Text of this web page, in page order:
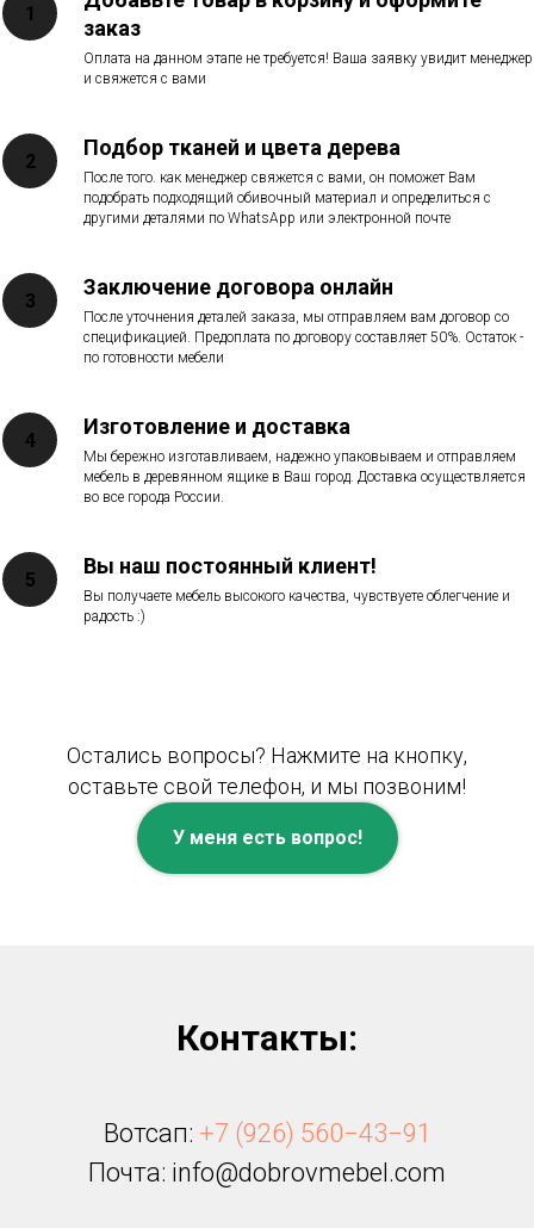
заказ
Оплата на данном этапе не требуется! Ваша заявку увидит менеджер
и свяжется с вами
Подбор тканей и цвета дерева
После того. как менеджер свяжется с вами, он поможет Вам
подобрать подходящий обивочный материал и определиться с
другими деталями по WhatsApp или электронной почте
Заключение договора онлайн
После уточнения деталей заказа, мы отправляем вам договор со
спецификацией. Предоплата по договору составляет 50%. Остаток -
по готовности мебели
Изготовление и доставка
Мы бережно изготавливаем, надежно упаковываем и отправляем
мебель в деревянном ящике в Ваш город. Доставка осуществляется
во все города России.
Вы наш постоянный клиент!
Вы получаете мебель высокого качества, чувствуете облегчение и
радость :)
Остались вопросы? Нажмите на кнопку,
оставьте свой телефон, и мы позвоним!
У меня есть вопрос!
Контакты:
Вотсап: +7 (926) 560−43−91
Почта: info@dobrovmebel.com